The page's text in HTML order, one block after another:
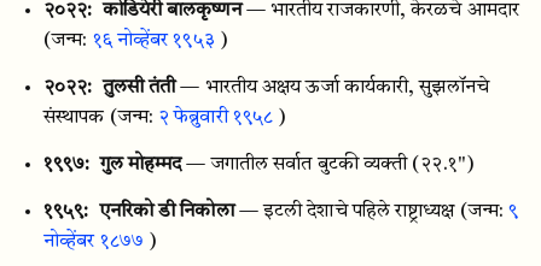
२०२२: कोडियेरी बालकृष्णन — भारतीय राजकारणी, केरळचे आमदार
(जन्म: १६ नोव्हेंबर १९५३ )
२०२२: तुलसी तंती — भारतीय अक्षय ऊर्जा कार्यकारी, सुझलॉनचे
संस्थापक (जन्म: २ फेब्रुवारी १९५८ )
१९९७: गुल मोहम्मद — जगातील सर्वात बुटकी व्यक्ती (२२.१")
१९५९: एनरिको डी निकोला — इटली देशाचे पहिले राष्ट्राध्यक्ष (जन्म:९
नोव्हेंबर १८७७ )